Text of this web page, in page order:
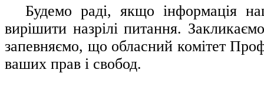
Будемо раді, якщо інформація
вирішити назрілі питання.
запевняємо, що обласний комітет
ваших прав і свобод.